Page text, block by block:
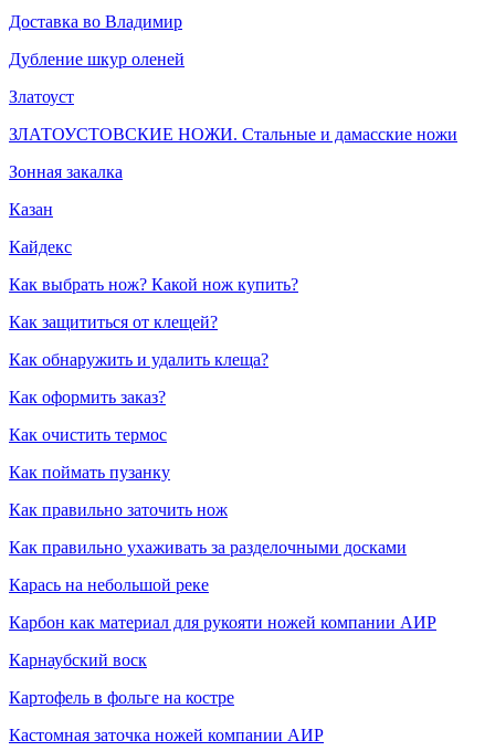
Доставка во Владимир
Дубление шкур оленей
Златоуст
ЗЛАТОУСТОВСКИЕ НОЖИ. Стальные и дамасские ножи
Зонная закалка
Казан
Кайдекс
Как выбрать нож? Какой нож купить?
Как защититься от клещей?
Как обнаружить и удалить клеща?
Как оформить заказ?
Как очистить термос
Как поймать пузанку
Как правильно заточить нож
Как правильно ухаживать за разделочными досками
Карась на небольшой реке
Карбон как материал для рукояти ножей компании АИР
Карнаубский воск
Картофель в фольге на костре
Кастомная заточка ножей компании АИР